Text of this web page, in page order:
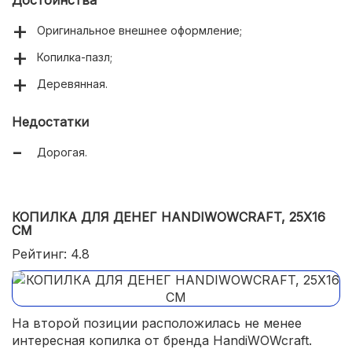
Оригинальное внешнее оформление;
Копилка-пазл;
Деревянная.
Недостатки
Дорогая.
КОПИЛКА ДЛЯ ДЕНЕГ HANDIWOWCRAFT, 25Х16
СМ
Рейтинг: 4.8
На второй позиции расположилась не менее
интересная копилка от бренда HandiWOWcraft.